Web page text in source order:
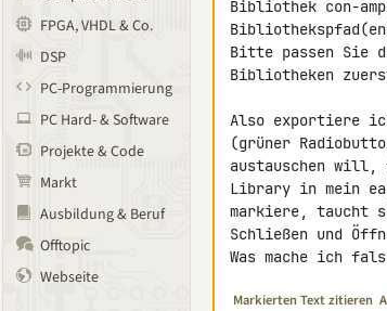
FPGA, VHDL & Co.
DSP
PC-Programmierung
PC Hard- & Software
Projekte & Code
Markt
Ausbildung & Beruf
Offtopic
Webseite
Bibliothek con-
Bitte passen Sie
Bibliotheken
Also exportiere
(grüner
austauschen
Library in mein
markiere, taucht
Schließen und
Was mache ich
Markierten Text zitieren